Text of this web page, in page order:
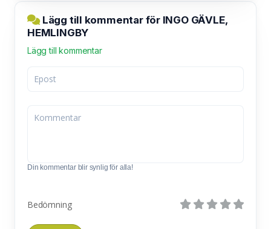
Lägg till kommentar för INGO GÄVLE,
HEMLINGBY
Lägg till kommentar
Din kommentar blir synlig för alla!
Bedömning